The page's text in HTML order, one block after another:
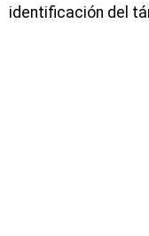
identificación del